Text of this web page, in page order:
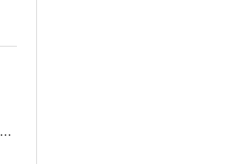
Predné/zadné brzdové platne Greenstuff 2000 (DP2415)